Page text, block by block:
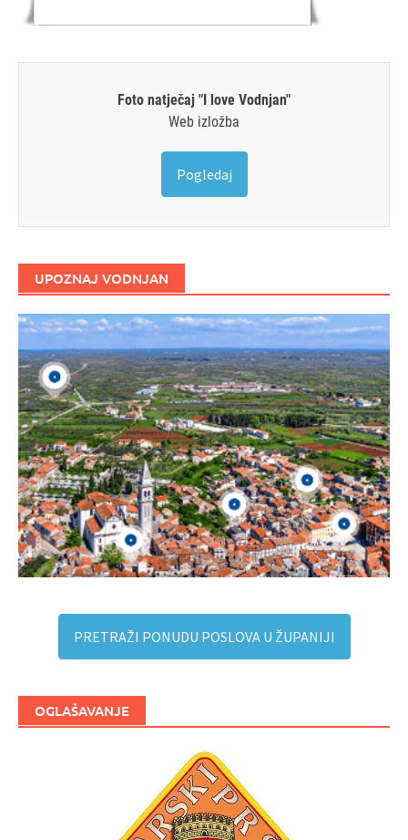
Foto natječaj "I love Vodnjan"
Web izložba
Pogledaj
UPOZNAJ VODNJAN
PRETRAŽI PONUDU POSLOVA U ŽUPANIJI
OGLAŠAVANJE